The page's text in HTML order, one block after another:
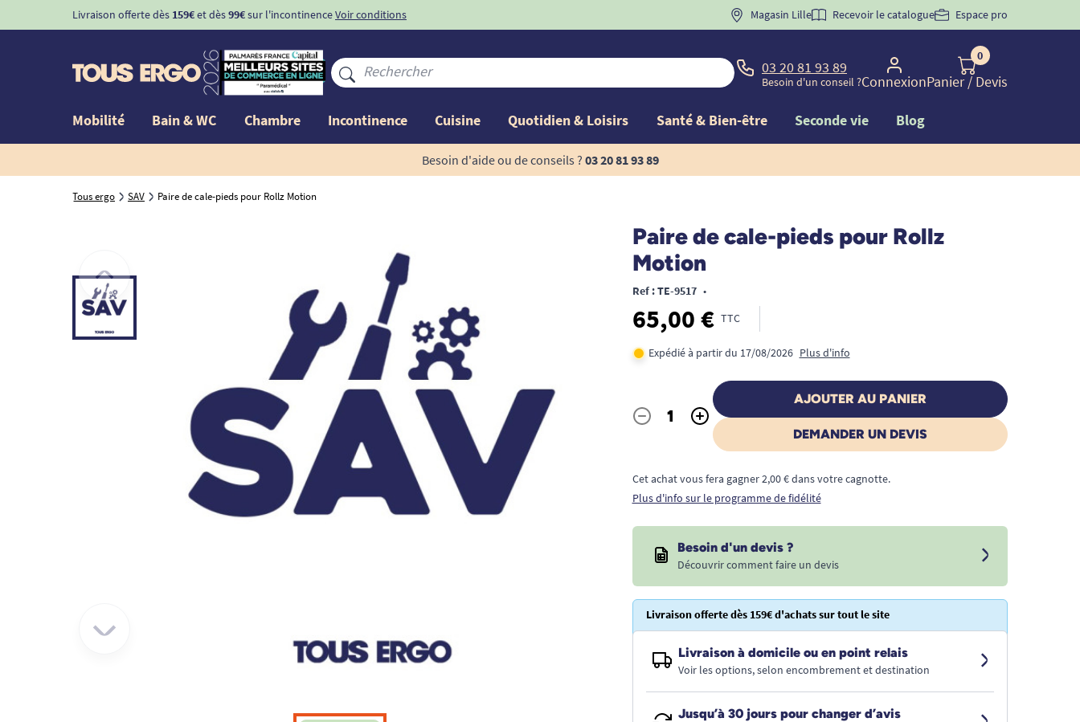
Livraison offerte dès 159€et dès99€sur l'incontinenceVoir conditions BIENVENUE" pourla 1ère commande d'incontinence
Magasin Lille Recevoir le catalogue Espace pro
03 20 81 93 89
Besoin d'un conseil ?Connexion
0
Panier/ Devis
Mobilité Bain & WC Chambre Incontinence Cuisine Quotidien & Loisirs Santé & Bien-être Seconde vie Blog
Besoin d'aide ou de conseils ? 03 20 81 93 89
Tous ergo SAV Paire de cale-pieds pour Rollz Motion
Paire de cale-pieds pour Rollz
Motion
Ref : TE-9517 •
65,00 € TTC
Expédié à partir du 17/08/2026 Plus d'info
Quantité
- +
AJOUTER AU PANIER
DEMANDER UN DEVIS
Cet achat vous fera gagner 2,00 € dans votre cagnotte.
Plus d'info sur le programme de fidélité
Besoin d'un devis ?
Découvrir comment faire un devis
Livraison offerte dès 159€ d'achats sur tout le site
Livraison à domicile ou en point relais
Voir les options, selon encombrement et destination
Jusqu’à 30 jours pour changer d’avis